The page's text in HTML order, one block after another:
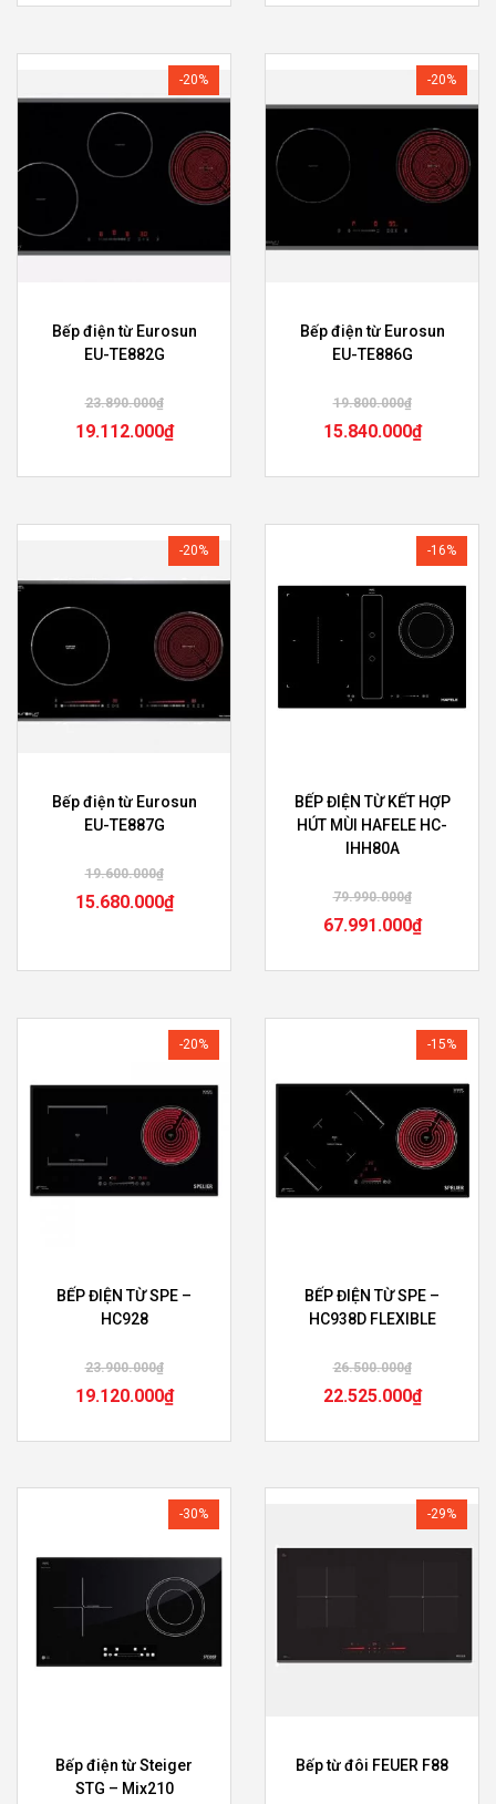
-20%
Bếp điện từ Eurosun
EU-TE882G
23.890.000₫
19.112.000₫
-20%
Bếp điện từ Eurosun
EU-TE886G
19.800.000₫
15.840.000₫
-20%
Bếp điện từ Eurosun
EU-TE887G
19.600.000₫
15.680.000₫
-16%
BẾP ĐIỆN TỪ KẾT HỢP
HÚT MÙI HAFELE HC-
IHH80A
79.990.000₫
67.991.000₫
-20%
BẾP ĐIỆN TỪ SPE –
HC928
23.900.000₫
19.120.000₫
-15%
BẾP ĐIỆN TỪ SPE –
HC938D FLEXIBLE
26.500.000₫
22.525.000₫
-30%
Bếp điện từ Steiger
STG – Mix210
-29%
Bếp từ đôi FEUER F88